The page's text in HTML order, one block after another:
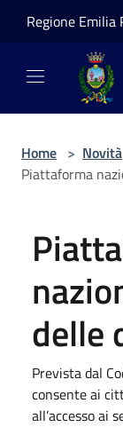
Regione Emilia
Home > Novità
Piattaforma
delle
Prevista dal
consente ai
all’accesso ai